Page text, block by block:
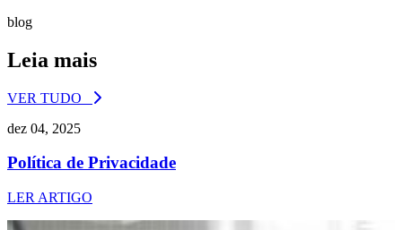
blog
Leia mais
VER TUDO
dez 04, 2025
Política de Privacidade
LER ARTIGO